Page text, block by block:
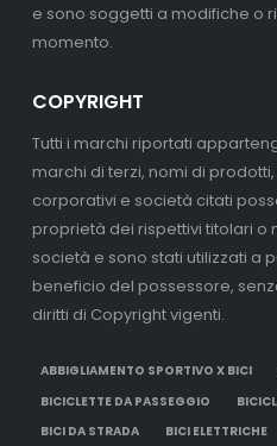
e sono soggetti a modifiche o
momento.
COPYRIGHT
Tutti i marchi riportati
marchi di terzi, nomi di
corporativi e società citati
proprietà dei rispettivi titolari o
società e sono stati utilizzati a
beneficio del possessore,
diritti di Copyright vigenti.
ABBIGLIAMENTO SPORTIVO X BICI
BICICLETTE DA PASSEGGIO
BICI DA STRADA
BICI ELETTRICHE